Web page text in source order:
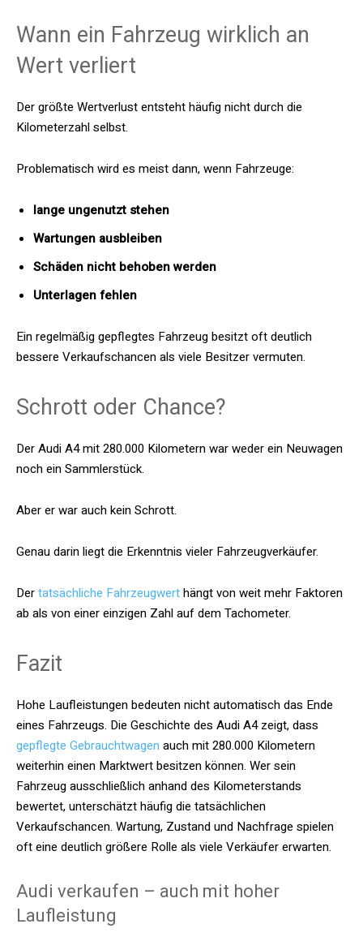
Wann ein Fahrzeug wirklich an
Wert verliert
Der größte Wertverlust entsteht häufig nicht durch die
Kilometerzahl selbst.
Problematisch wird es meist dann, wenn Fahrzeuge:
lange ungenutzt stehen
Wartungen ausbleiben
Schäden nicht behoben werden
Unterlagen fehlen
Ein regelmäßig gepflegtes Fahrzeug besitzt oft deutlich
bessere Verkaufschancen als viele Besitzer vermuten.
Schrott oder Chance?
Der Audi A4 mit 280.000 Kilometern war weder ein Neuwagen
noch ein Sammlerstück.
Aber er war auch kein Schrott.
Genau darin liegt die Erkenntnis vieler Fahrzeugverkäufer.
Dertatsächliche Fahrzeugwerthängt von weit mehr Faktoren
ab als von einer einzigen Zahl auf dem Tachometer.
Fazit
Hohe Laufleistungen bedeuten nicht automatisch das Ende
eines Fahrzeugs. Die Geschichte des Audi A4 zeigt, dass
gepflegte Gebrauchtwagen auch mit 280.000 Kilometern
weiterhin einen Marktwert besitzen können. Wer sein
Fahrzeug ausschließlich anhand des Kilometerstands
bewertet, unterschätzt häufig die tatsächlichen
Verkaufschancen. Wartung, Zustand und Nachfrage spielen
oft eine deutlich größere Rolle als viele Verkäufer erwarten.
Audi verkaufen – auch mit hoher
Laufleistung